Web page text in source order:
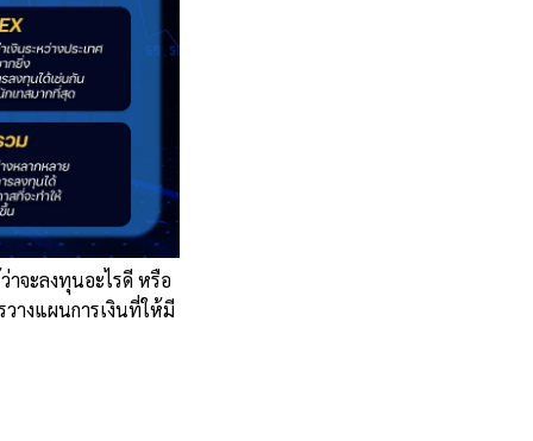
าจะลงทุนอะไรดีหรือ
างแผนการเงินที่ให้มี